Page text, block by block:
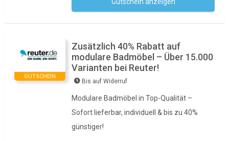
GUTSCHEIN
Zusätzlich 40% Rabatt auf
modulare Badmöbel – Über 15.000
Varianten bei Reuter!
Bis auf Widerruf
Modulare Badmöbel in Top-Qualität –
Sofort lieferbar, individuell & bis zu 40%
günstiger!